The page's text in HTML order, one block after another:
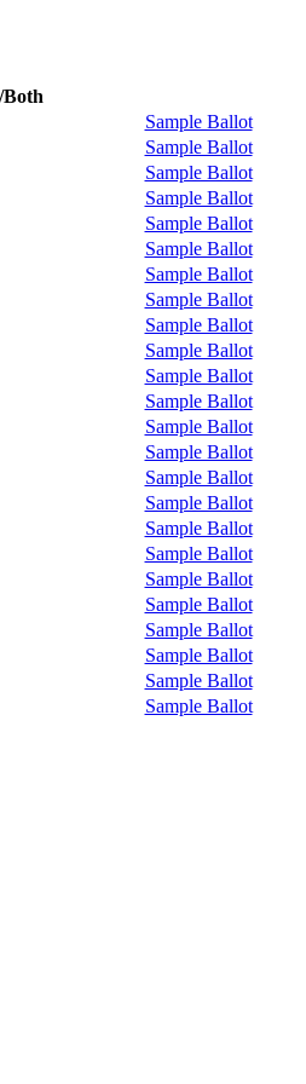
Sample Ballot
Sample Ballot
Sample Ballot
Sample Ballot
Sample Ballot
Sample Ballot
Sample Ballot
Sample Ballot
Sample Ballot
Sample Ballot
Sample Ballot
Sample Ballot
Sample Ballot
Sample Ballot
Sample Ballot
Sample Ballot
Sample Ballot
Sample Ballot
Sample Ballot
Sample Ballot
Sample Ballot
Sample Ballot
Sample Ballot
Sample Ballot